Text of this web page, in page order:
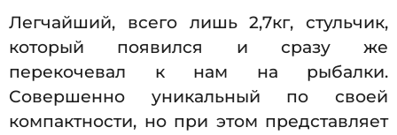
Легчайший, всего лишь 2,7кг, стульчик,
который появился и сразу же
перекочевал к нам на рыбалки.
Совершенно уникальный по своей
компактности, но при этом представляет